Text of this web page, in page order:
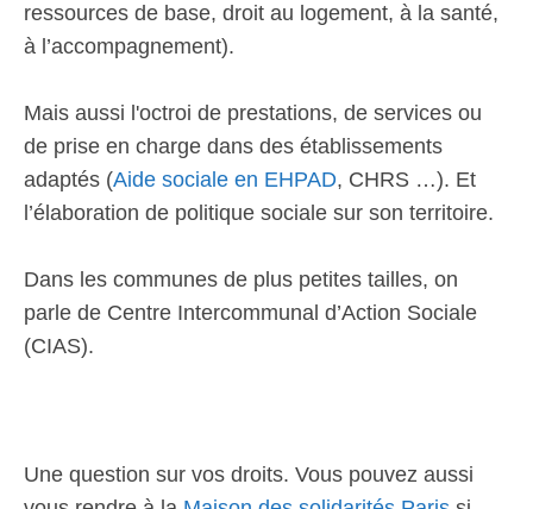
ressources de base, droit au logement, à la santé,
à l’accompagnement).
Mais aussi l'octroi de prestations, de services ou
de prise en charge dans des établissements
adaptés (Aide sociale en EHPAD, CHRS …). Et
l’élaboration de politique sociale sur son territoire.
Dans les communes de plus petites tailles, on
parle de Centre Intercommunal d’Action Sociale
(CIAS).
Une question sur vos droits. Vous pouvez aussi